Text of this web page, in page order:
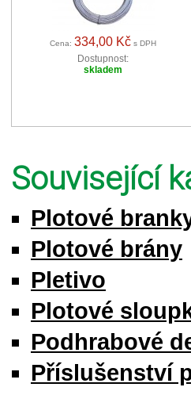
Cena: 334,00 Kč s DPH
Dostupnost:
skladem
Související
Plotové
Plotové brány
Pletivo
Plotové
Podhrabové
Příslušenství